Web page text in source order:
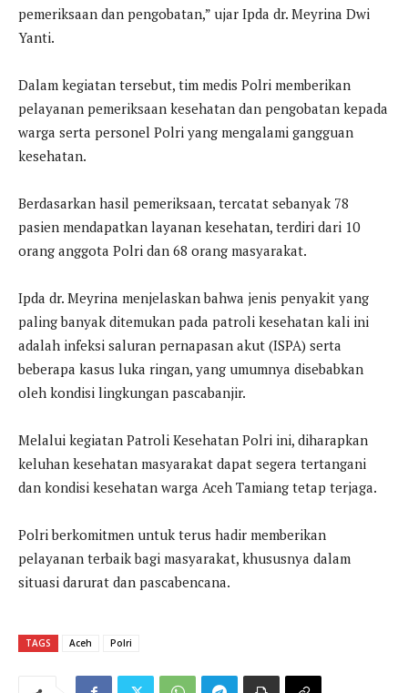
pemeriksaan dan pengobatan,” ujar Ipda dr. Meyrina Dwi
Yanti.
Dalam kegiatan tersebut, tim medis Polri memberikan
pelayanan pemeriksaan kesehatan dan pengobatan kepada
warga serta personel Polri yang mengalami gangguan
kesehatan.
Berdasarkan hasil pemeriksaan, tercatat sebanyak 78
pasien mendapatkan layanan kesehatan, terdiri dari 10
orang anggota Polri dan 68 orang masyarakat.
Ipda dr. Meyrina menjelaskan bahwa jenis penyakit yang
paling banyak ditemukan pada patroli kesehatan kali ini
adalah infeksi saluran pernapasan akut (ISPA) serta
beberapa kasus luka ringan, yang umumnya disebabkan
oleh kondisi lingkungan pascabanjir.
Melalui kegiatan Patroli Kesehatan Polri ini, diharapkan
keluhan kesehatan masyarakat dapat segera tertangani
dan kondisi kesehatan warga Aceh Tamiang tetap terjaga.
Polri berkomitmen untuk terus hadir memberikan
pelayanan terbaik bagi masyarakat, khususnya dalam
situasi darurat dan pascabencana.
TAGS Aceh Polri